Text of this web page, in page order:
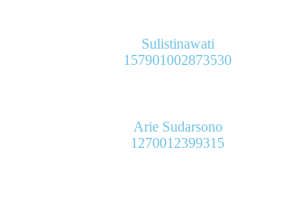
Sulistinawati
157901002873530
Arie Sudarsono
1270012399315